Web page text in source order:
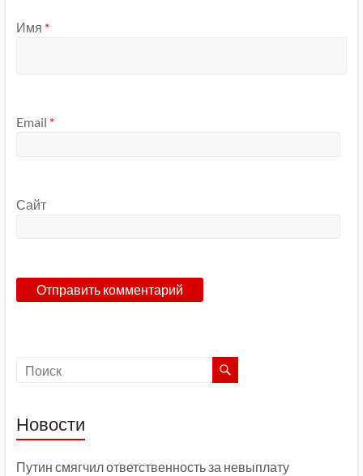
Имя *
Email *
Сайт
Новости
Путин смягчил ответственность за невыплату